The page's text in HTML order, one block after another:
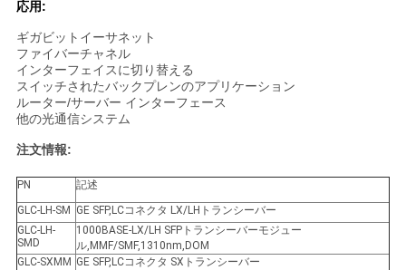
事
件
SITEMAP
プ
ラ
イ
応用:
ギガビットイーサネット
ファイバーチャネル
インターフェイスに切り替える
スイッチされたバックプレンのアプリケーション
ルーター/サーバー インターフェース
他の光通信システム
注文情報:
PN
記述
GLC-LH-SM
GE SFP,LCコネクタ LX/LHトランシーバー
GLC-LH-
SMD
1000BASE-LX/LH SFPトランシーバーモジュー
ル,MMF/SMF,1310nm,DOM
GLC-SXMM GE SFP,LCコネクタ SXトランシーバー